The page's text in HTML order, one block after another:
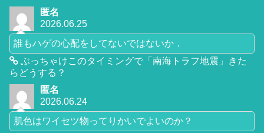
匿名
2026.06.25
誰もハゲの心配をしてないではないか．
ぶっちゃけこのタイミングで「南海トラフ地震」きた
らどうする？
匿名
2026.06.24
肌色はワイセツ物ってりかいでよいのか？